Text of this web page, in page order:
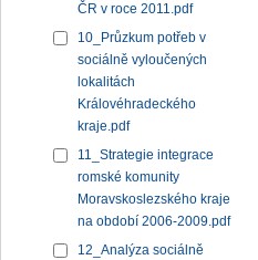
ČR v roce 2011.pdf
10_Průzkum potřeb v
sociálně vyloučených
lokalitách
Královéhradeckého
kraje.pdf
11_Strategie integrace
romské komunity
Moravskoslezského kraje
na období 2006-2009.pdf
12_Analýza sociálně